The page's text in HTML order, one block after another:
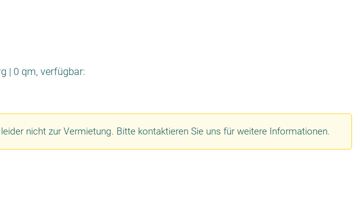
| 0 qm, verfügbar:
nicht zur Vermietung. Bitte kontaktieren Sie uns für weitere Informationen.